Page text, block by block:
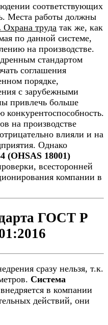
соответствующих
Места работы должны
Охрана труда так же, как
по данной системе,
на производстве.
стандартом
соглашения
порядке,
с зарубежными
привлечь больше
на производстве
влияли и на
Однако
(OHSAS 18001)
всесторонней
компании в
ГОСТ Р
сразу нельзя, т.к.
Система
внедряется в компании
действий, они